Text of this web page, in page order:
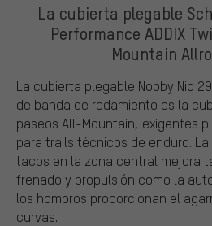
La cubierta plegable
Performance ADDIX
Mountain
La cubierta plegable Nobby Nic
de banda de rodamiento es la
paseos All-Mountain, exigentes
para trails técnicos de enduro.
tacos en la zona central mejora
frenado y propulsión como la
los hombros proporcionan el
curvas.